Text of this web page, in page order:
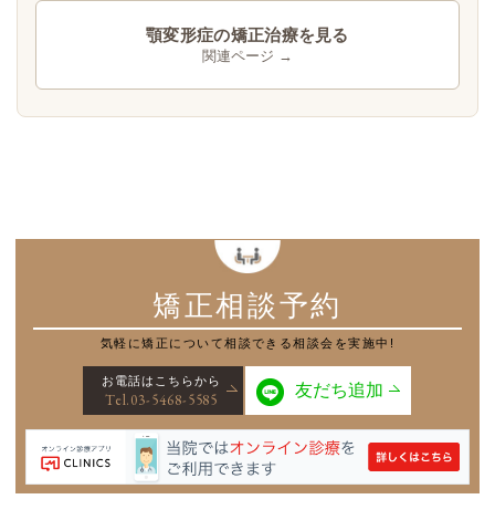
顎変形症の矯正治療を見る
関連ページ →
矯正相談予約
気軽に矯正について相談できる相談会を実施中!
お電話はこちらから
Tel.03-5468-5585
友だち追加